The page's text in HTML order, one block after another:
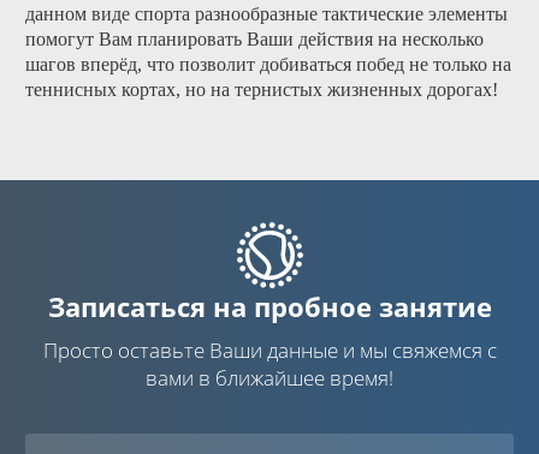
данном виде спорта разнообразные тактические элементы
помогут Вам планировать Ваши действия на несколько
шагов вперёд, что позволит добиваться побед не только на
теннисных кортах, но на тернистых жизненных дорогах!
Записаться на пробное занятие
Просто оставьте Ваши данные и мы свяжемся с
вами в ближайшее время!